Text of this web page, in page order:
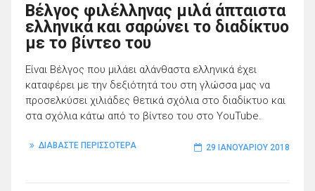
Βέλγος φιλέλληνας μιλά άπταιστα
ελληνικά και σαρώνει το διαδίκτυο
με το βίντεο του
Είναι Βέλγος που μιλάει αλάνθαστα ελληνικά έχει
καταφέρει με την δεξιότητά του στη γλώσσα μας να
προσελκύσει χιλιάδες θετικά σχόλια στο διαδίκτυο και
στα σχόλια κάτω από το βίντεο του στo YouTube.
ΔΙΑΒΑΣΤΕ ΠΕΡΙΣΣΟΤΕΡΑ 29 ΙΑΝΟΥΑΡΊΟΥ 2018